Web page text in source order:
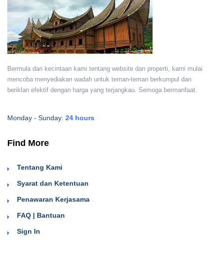
Bermula dari kecintaan kami tentang website dan properti, kami mulai
mencoba menyediakan wadah untuk teman-teman berkumpul dan
beriklan efektif dengan harga yang terjangkau. Semoga bermanfaat.
Monday - Sunday: 24 hours
Find More
Tentang Kami
Syarat dan Ketentuan
Penawaran Kerjasama
FAQ | Bantuan
Sign In